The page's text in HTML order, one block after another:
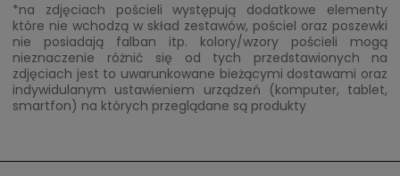
*na zdjęciach pościeli występują dodatkowe elementy
które nie wchodzą w skład zestawów, pościel oraz poszewki
nie posiadają falban itp. kolory/wzory pościeli mogą
nieznaczenie różnić się od tych przedstawionych na
zdjęciach jest to uwarunkowane bieżącymi dostawami oraz
indywidulanym ustawieniem urządzeń (komputer, tablet,
smartfon) na których przeglądane są produkty